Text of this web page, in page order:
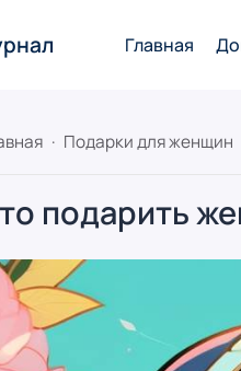
Главная
Подарки для женщин
подарить